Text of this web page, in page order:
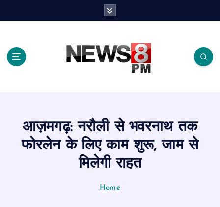
आज़मगढ़: नरौली से भवरनाथ तक
फोरलेन के लिए काम शुरू, जाम से
मिलेगी राहत
Home